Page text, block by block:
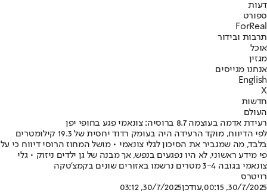
דעות
ספורט
ForReal
תרבות ובידור
אוכל
מגזין
אנחנו מגייסים
English
X
חדשות
העולם
רעידת אדמה בעוצמה 8.7 ברוסיה: צונאמי פגע בחופי יפן
לפי הדיווח, מוקד הרעידה היה בעומק רדוד יחסית של 19.3 קילומטרים
בלבד, מה שמגביר את הסיכון לגלי צונאמי • מושל המחוז הרוסי דיווח כי על
פי מידע ראשוני, לא היו נפגעים בנפש, אך מבנה של גן ילדים ניזוק • גלי
צונאמי בגובה 3-4 מטרים נרשמו באזורים שונים בקמצ'טקה
רויטרס
30/7/2025, 00:15
,עודכן30/7/2025, 03:12